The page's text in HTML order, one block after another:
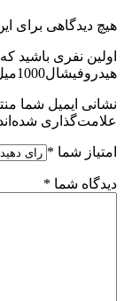
هیچ دیدگاهی برای
اولین نفری باشید
هیدروفیشال1000میلAO3”
نشانی ایمیل شما
علامت‌گذاری
امتیاز شما *
دیدگاه شما *